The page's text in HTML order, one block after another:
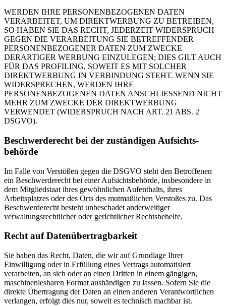
WERDEN IHRE PERSONENBEZOGENEN DATEN
VERARBEITET, UM DIREKTWERBUNG ZU BETREIBEN,
SO HABEN SIE DAS RECHT, JEDERZEIT WIDERSPRUCH
GEGEN DIE VERARBEITUNG SIE BETREFFENDER
PERSONENBEZOGENER DATEN ZUM ZWECKE
DERARTIGER WERBUNG EINZULEGEN; DIES GILT AUCH
FÜR DAS PROFILING, SOWEIT ES MIT SOLCHER
DIREKTWERBUNG IN VERBINDUNG STEHT. WENN SIE
WIDERSPRECHEN, WERDEN IHRE
PERSONENBEZOGENEN DATEN ANSCHLIESSEND NICHT
MEHR ZUM ZWECKE DER DIREKTWERBUNG
VERWENDET (WIDERSPRUCH NACH ART. 21 ABS. 2
DSGVO).
Beschwerde­recht bei der zuständigen Aufsichts­
behörde
Im Falle von Verstößen gegen die DSGVO steht den Betroffenen
ein Beschwerderecht bei einer Aufsichtsbehörde, insbesondere in
dem Mitgliedstaat ihres gewöhnlichen Aufenthalts, ihres
Arbeitsplatzes oder des Orts des mutmaßlichen Verstoßes zu. Das
Beschwerderecht besteht unbeschadet anderweitiger
verwaltungsrechtlicher oder gerichtlicher Rechtsbehelfe.
Recht auf Daten­übertrag­barkeit
Sie haben das Recht, Daten, die wir auf Grundlage Ihrer
Einwilligung oder in Erfüllung eines Vertrags automatisiert
verarbeiten, an sich oder an einen Dritten in einem gängigen,
maschinenlesbaren Format aushändigen zu lassen. Sofern Sie die
direkte Übertragung der Daten an einen anderen Verantwortlichen
verlangen, erfolgt dies nur, soweit es technisch machbar ist.